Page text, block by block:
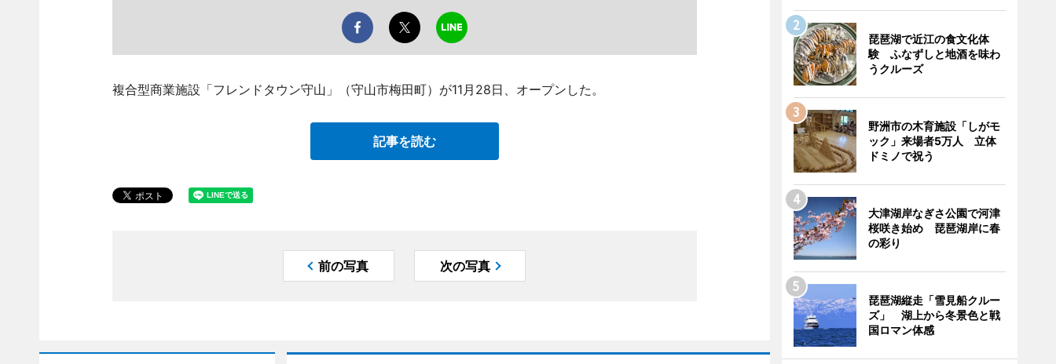
複合型商業施設「フレンドタウン守山」（守山市梅田町）が11月28日、オープンした。
記事を読む
前の写真 次の写真
琵琶湖で近江の食文化体
験 ふなずしと地酒を味わ
うクルーズ
野洲市の木育施設「しがモ
ック」来場者5万人 立体
ドミノで祝う
大津湖岸なぎさ公園で河津
桜咲き始め 琵琶湖岸に春
の彩り
琵琶湖縦走「雪見船クルー
ズ」 湖上から冬景色と戦
国ロマン体感